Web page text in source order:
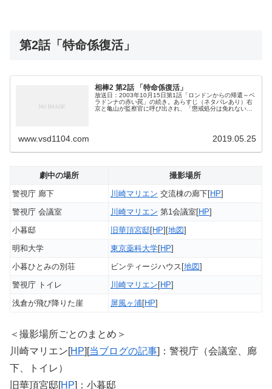
第2話「特命係復活」
相棒2 第2話 「特命係復活」
放送日：2003年10月15日第1話「ロンドンからの帰還～ベ
ラドンナの赤い罠」の続き。あらすじ（ネタバレあり）右
京と亀山が監察官に呼び出され、「懲戒処分は免れない、
www.vsd1104.com 2019.05.25
劇中の場所
撮影場所
警視庁 廊下
川崎マリエン 交流棟の廊下[HP]
警視庁 会議室
川崎マリエン 第1会議室[HP]
小暮邸
旧華頂宮邸[HP][地図]
明和大学
東京薬科大学[HP]
小暮ひとみの別荘
ビンティージハウス[地図]
警視庁 トイレ
川崎マリエン [HP]
浅倉が飛び降りた崖
屏風ヶ浦[HP]
＜撮影場所ごとのまとめ＞
川崎マリエン[HP][当ブログの記事]：警視庁（会議室、廊
下、トイレ）
旧華頂宮邸[HP]：小暮邸